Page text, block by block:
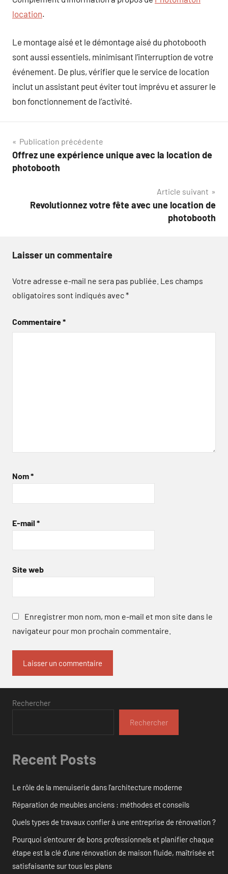
location.
Le montage aisé et le démontage aisé du photobooth
sont aussi essentiels, minimisant l’interruption de votre
événement. De plus, vérifier que le service de location
inclut un assistant peut éviter tout imprévu et assurer le
bon fonctionnement de l’activité.
Navigation
de
Publication précédente
Offrez une expérience unique avec la location de
photobooth
Article suivant
Revolutionnez votre fête avec une location de
photobooth
Laisser un commentaire
Votre adresse e-mail ne sera pas publiée. Les champs
obligatoires sont indiqués avec*
Commentaire*
Nom*
E-mail *
Site web
Enregistrer mon nom, mon e-mail et mon site dans le
navigateur pour mon prochain commentaire.
Rechercher
Rechercher
Recent Posts
Le rôle de la menuiserie dans l’architecture moderne
Réparation de meubles anciens : méthodes et conseils
Quels types de travaux confier à une entreprise de rénovation ?
Pourquoi s’entourer de bons professionnels et planifier chaque
étape est la clé d’une rénovation de maison fluide, maîtrisée et
satisfaisante sur tous les plans